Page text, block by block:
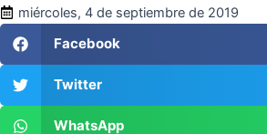
miércoles, 4 de septiembre de 2019
Facebook
Twitter
WhatsApp